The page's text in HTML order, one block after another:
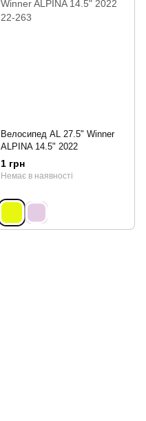
Велосипед AL 27.5" Winner
ALPINA 14.5" 2022
1 грн
Немає в наявності